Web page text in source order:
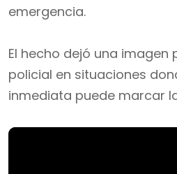
emergencia.
El hecho dejó una
policial en situaciones
inmediata puede marcar